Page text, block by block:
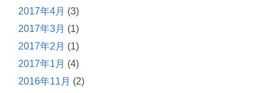
2017年4月 (3)
2017年3月 (1)
2017年2月 (1)
2017年1月 (4)
2016年11月 (2)